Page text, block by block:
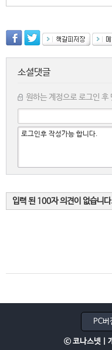
소셜댓글
원하는 계정으로 로그인 후
입력 된 100자 의견이 없습니
PC버
ⓒ 코나스넷 |